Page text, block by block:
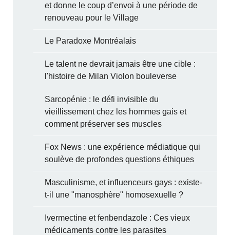
et donne le coup d’envoi à une période de
renouveau pour le Village
Le Paradoxe Montréalais
Le talent ne devrait jamais être une cible :
l'histoire de Milan Violon bouleverse
Sarcopénie : le défi invisible du
vieillissement chez les hommes gais et
comment préserver ses muscles
Fox News : une expérience médiatique qui
soulève de profondes questions éthiques
Masculinisme, et influenceurs gays : existe-
t-il une "manosphère" homosexuelle ?
Ivermectine et fenbendazole : Ces vieux
médicaments contre les parasites